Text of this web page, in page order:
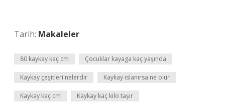
Tarih: Makaleler
80 kaykay kaç cm Çocuklar kayaga kaç yaşında
Kaykay çeşitleri nelerdir Kaykay ıslanırsa ne olur
Kaykay kaç cm Kaykay kaç kilo taşır